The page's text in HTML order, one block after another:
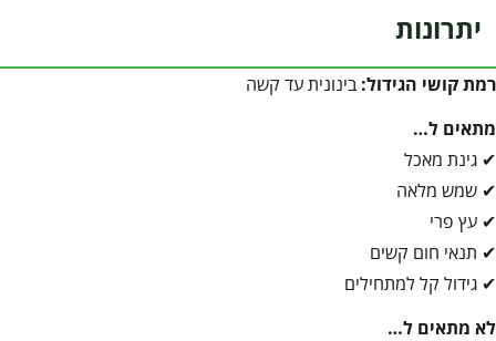
יתרונות
רמת קושי הגידול: בינונית עד קשה
מתאים ל…
✔ גינת מאכל
✔ שמש מלאה
✔ עץ פרי
✔ תנאי חום קשים
✔ גידול קל למתחילים
לא מתאים ל…